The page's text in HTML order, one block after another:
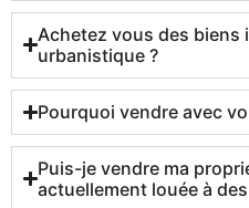
Achetez vous des
urbanistique ?
Pourquoi vendre avec
Puis-je vendre ma
actuellement louée à